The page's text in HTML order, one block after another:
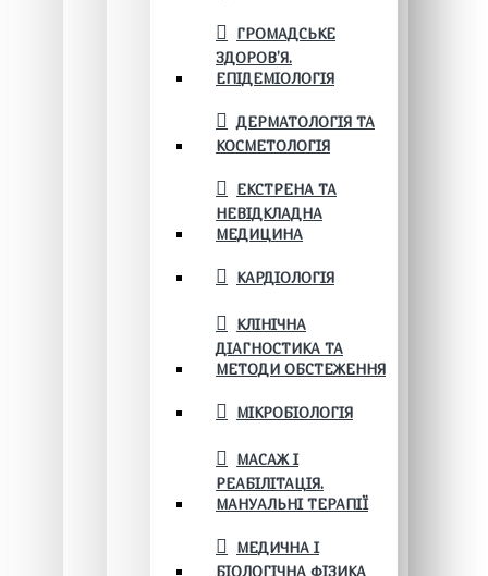
ГРОМАДСЬКЕ
ЗДОРОВ’Я.
ЕПІДЕМІОЛОГІЯ
ДЕРМАТОЛОГІЯ ТА
КОСМЕТОЛОГІЯ
ЕКСТРЕНА ТА
НЕВІДКЛАДНА
МЕДИЦИНА
КАРДІОЛОГІЯ
КЛІНІЧНА
ДІАГНОСТИКА ТА
МЕТОДИ ОБСТЕЖЕННЯ
МІКРОБІОЛОГІЯ
МАСАЖ І
РЕАБІЛІТАЦІЯ.
МАНУАЛЬНІ ТЕРАПІЇ
МЕДИЧНА І
БІОЛОГІЧНА ФІЗИКА